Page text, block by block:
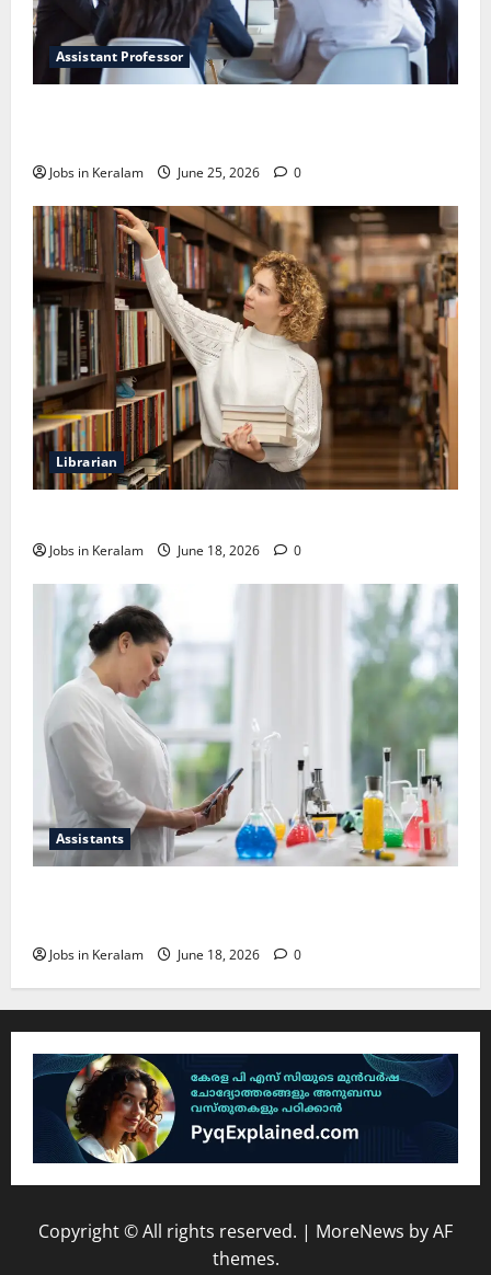
Assistant Professor
Jobs in Keralam June 25, 2026 0
Librarian
Jobs in Keralam June 18, 2026 0
Assistants
Jobs in Keralam June 18, 2026 0
Copyright © All rights reserved. | MoreNews by AF
themes.